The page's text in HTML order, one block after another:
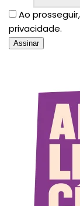
Ao
privacidade.